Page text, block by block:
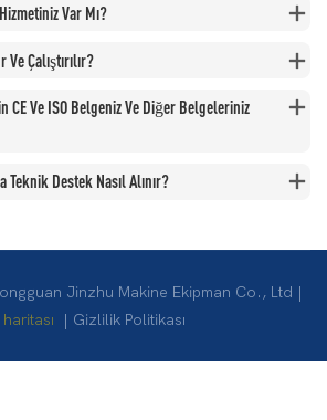
Var Mı?
Çalıştırılır?
CE Ve ISO Belgeniz Ve Diğer Belgeleriniz
Teknik Destek Nasıl Alınır?
Jinzhu Makine Ekipman Co., Ltd |
| Gizlilik Politikası